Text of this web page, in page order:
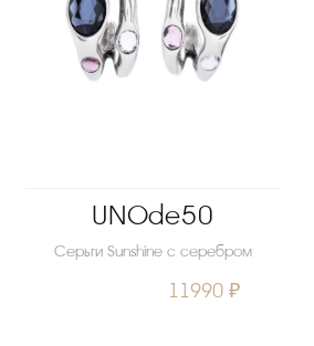
UNOde50
Серьги Sunshine с серебром
11990 ₽